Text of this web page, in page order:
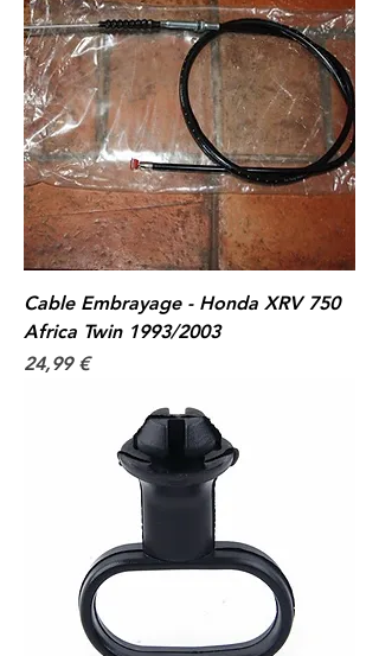
Cable Embrayage - Honda XRV 750
Africa Twin 1993/2003
Prix
24,99 €